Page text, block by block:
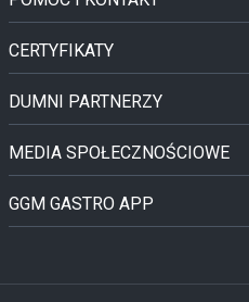
CERTYFIKATY
DUMNI PARTNERZY
MEDIA SPOŁECZNOŚCIOWE
GGM GASTRO APP